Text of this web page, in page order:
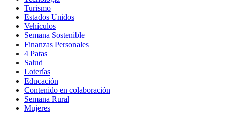
Turismo
Estados Unidos
Vehículos
Semana Sostenible
Finanzas Personales
4 Patas
Salud
Loterías
Educación
Contenido en colaboración
Semana Rural
Mujeres